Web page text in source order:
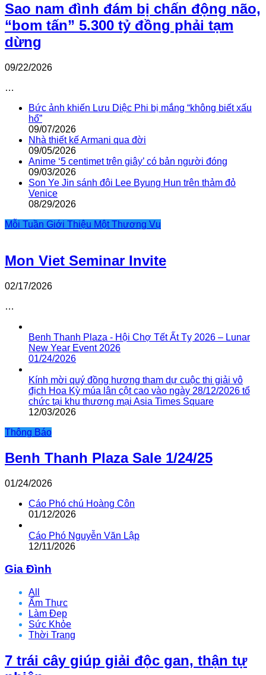
Sao nam đình đám bị chấn động não,
“bom tấn” 5.300 tỷ đồng phải tạm
dừng
09/22/2026
…
Bức ảnh khiến Lưu Diệc Phi bị mắng “không biết xấu
hổ”
09/07/2026
Nhà thiết kế Armani qua đời
09/05/2026
Anime ‘5 centimet trên giây’ có bản người đóng
09/03/2026
Son Ye Jin sánh đôi Lee Byung Hun trên thảm đỏ
Venice
08/29/2026
Mỗi Tuần Giới Thiệu Một Thương Vụ
Mon Viet Seminar Invite
02/17/2026
…
Benh Thanh Plaza - Hội Chợ Tết Ất Tỵ 2026 – Lunar
New Year Event 2026
01/24/2026
Kính mời quý đồng hương tham dự cuộc thi giải vô
địch Hoa Kỳ múa lân cột cao vào ngày 28/12/2026 tổ
chức tại khu thương mại Asia Times Square
12/03/2026
Thông Báo
Benh Thanh Plaza Sale 1/24/25
01/24/2026
Cáo Phó chú Hoàng Côn
01/12/2026
Cáo Phó Nguyễn Văn Lập
12/11/2026
Gia Đình
All
Ẩm Thực
Làm Đẹp
Sức Khỏe
Thời Trang
7 trái cây giúp giải độc gan, thận tự